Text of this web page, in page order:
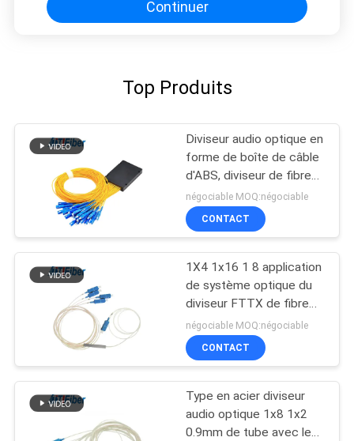
Continuer
Top Produits
Diviseur audio optique en
forme de boîte de câble
d'ABS, diviseur de fibre
multimode de PLC 1x32
négociable MOQ:négociable
CONTACT
1X4 1x16 1 8 application
de système optique du
diviseur FTTX de fibre
de Sc UPC RPA Gpon
négociable MOQ:négociable
CONTACT
Type en acier diviseur
audio optique 1x8 1x2
0.9mm de tube avec le